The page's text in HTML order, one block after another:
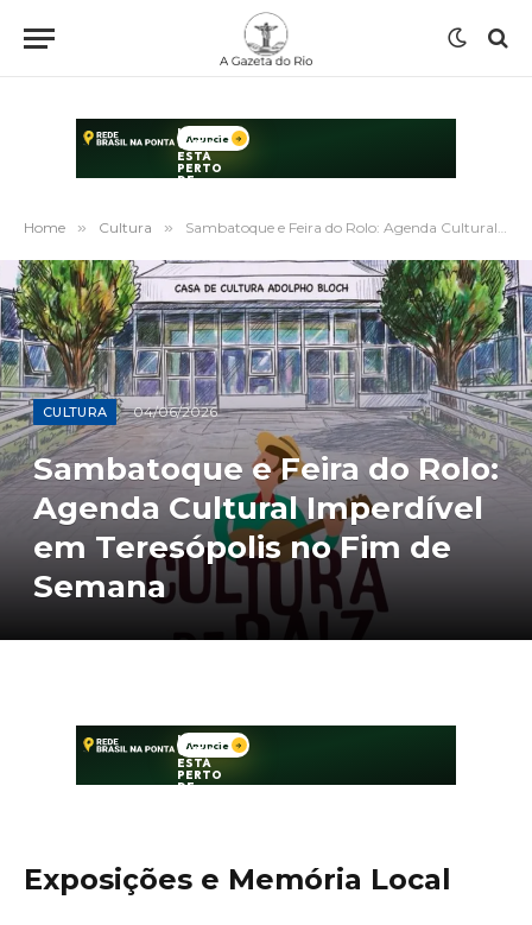
Home » Cultura » Sambatoque e Feira do Rolo: Agenda Cultural Imperdível em Teresópolis no Fim de Semana
CULTURA 04/06/2026
Sambatoque e Feira do Rolo:
Agenda Cultural Imperdível
em Teresópolis no Fim de
Semana
Exposições e Memória Local